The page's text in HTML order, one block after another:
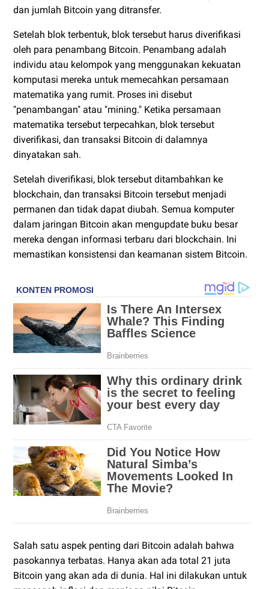
dan jumlah Bitcoin yang ditransfer.
Setelah blok terbentuk, blok tersebut harus diverifikasi
oleh para penambang Bitcoin. Penambang adalah
individu atau kelompok yang menggunakan kekuatan
komputasi mereka untuk memecahkan persamaan
matematika yang rumit. Proses ini disebut
"penambangan" atau "mining." Ketika persamaan
matematika tersebut terpecahkan, blok tersebut
diverifikasi, dan transaksi Bitcoin di dalamnya
dinyatakan sah.
Setelah diverifikasi, blok tersebut ditambahkan ke
blockchain, dan transaksi Bitcoin tersebut menjadi
permanen dan tidak dapat diubah. Semua komputer
dalam jaringan Bitcoin akan mengupdate buku besar
mereka dengan informasi terbaru dari blockchain. Ini
memastikan konsistensi dan keamanan sistem Bitcoin.
Salah satu aspek penting dari Bitcoin adalah bahwa
pasokannya terbatas. Hanya akan ada total 21 juta
Bitcoin yang akan ada di dunia. Hal ini dilakukan untuk